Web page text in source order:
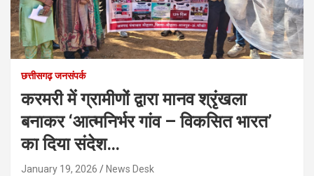
छत्तीसगढ़ जनसंपर्क
करमरी में ग्रामीणों द्वारा मानव श्रृंखला
बनाकर ‘आत्मनिर्भर गांव – विकसित भारत’
का दिया संदेश…
January 19, 2026 News Desk